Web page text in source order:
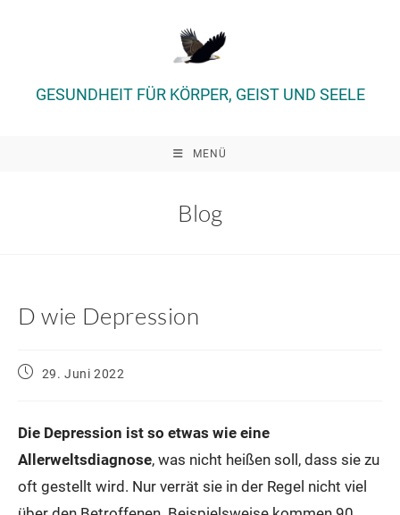
GESUNDHEIT FÜR KÖRPER, GEIST UND SEELE
MENÜ
Blog
D wie Depression
Beitrag29. Juni 2022
Die Depression ist so etwas wie eine
Allerweltsdiagnose, was nicht heißen soll, dass sie zu
oft gestellt wird. Nur verrät sie in der Regel nicht viel